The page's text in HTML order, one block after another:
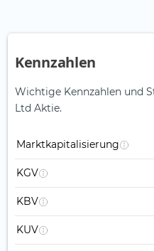
Kennzahlen
Wichtige Kennzahlen und
Ltd Aktie.
Marktkapitalisierung
KGV
KBV
KUV